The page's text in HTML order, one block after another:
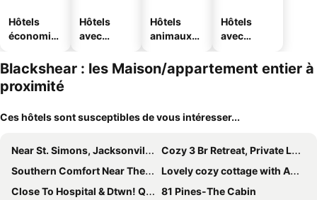
Hôtels
économiq
Hôtels
avec
Hôtels
animaux
Hôtels
avec
Blackshear : les Maison/appartement entier à
proximité
Ces hôtels sont susceptibles de vous intéresser...
Near St. Simons, Jacksonville And Others.
Cozy 3 Br Retreat, Private Lake & Covered Dock
Southern Comfort Near The Okefenokee Swamp. 60 Minutes From The Coast.
Lovely cozy cottage with AC in charming Waycross
Close To Hospital & Dtwn! Quiet Waycross Home
81 Pines-The Cabin